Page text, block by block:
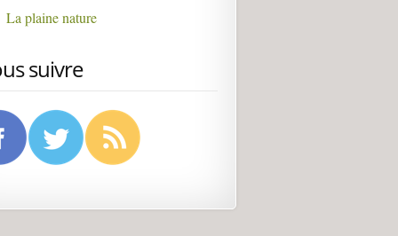
La plaine nature
suivre